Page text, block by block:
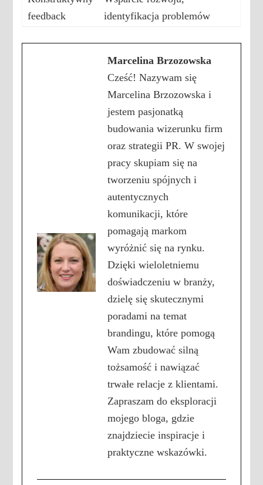
feedback
identyfikacja problemów
Marcelina Brzozowska
Cześć! Nazywam się
Marcelina Brzozowska i
jestem pasjonatką
budowania wizerunku firm
oraz strategii PR. W swojej
pracy skupiam się na
tworzeniu spójnych i
autentycznych
komunikacji, które
pomagają markom
wyróżnić się na rynku.
Dzięki wieloletniemu
doświadczeniu w branży,
dzielę się skutecznymi
poradami na temat
brandingu, które pomogą
Wam zbudować silną
tożsamość i nawiązać
trwałe relacje z klientami.
Zapraszam do eksploracji
mojego bloga, gdzie
znajdziecie inspiracje i
praktyczne wskazówki.